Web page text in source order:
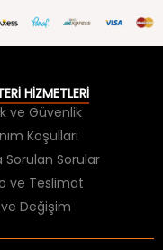
HİZMETLERİ
ve Güvenlik
Koşulları
Sorulan Sorular
ve Teslimat
Değişim